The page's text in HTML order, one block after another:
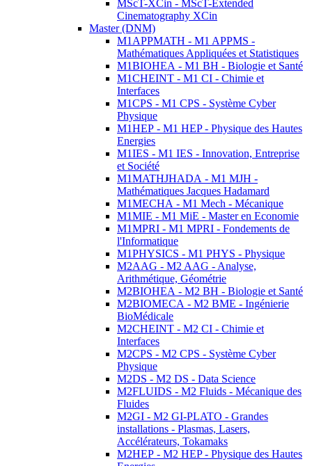
MScT-XCin - MScT-Extended
Cinematography XCin
Master (DNM)
M1APPMATH - M1 APPMS -
Mathématiques Appliquées et Statistiques
M1BIOHEA - M1 BH - Biologie et Santé
M1CHEINT - M1 CI - Chimie et
Interfaces
M1CPS - M1 CPS - Système Cyber
Physique
M1HEP - M1 HEP - Physique des Hautes
Energies
M1IES - M1 IES - Innovation, Entreprise
et Société
M1MATHJHADA - M1 MJH -
Mathématiques Jacques Hadamard
M1MECHA - M1 Mech - Mécanique
M1MIE - M1 MiE - Master en Economie
M1MPRI - M1 MPRI - Fondements de
l'Informatique
M1PHYSICS - M1 PHYS - Physique
M2AAG - M2 AAG - Analyse,
Arithmétique, Géométrie
M2BIOHEA - M2 BH - Biologie et Santé
M2BIOMECA - M2 BME - Ingénierie
BioMédicale
M2CHEINT - M2 CI - Chimie et
Interfaces
M2CPS - M2 CPS - Système Cyber
Physique
M2DS - M2 DS - Data Science
M2FLUIDS - M2 Fluids - Mécanique des
Fluides
M2GI - M2 GI-PLATO - Grandes
installations - Plasmas, Lasers,
Accélérateurs, Tokamaks
M2HEP - M2 HEP - Physique des Hautes